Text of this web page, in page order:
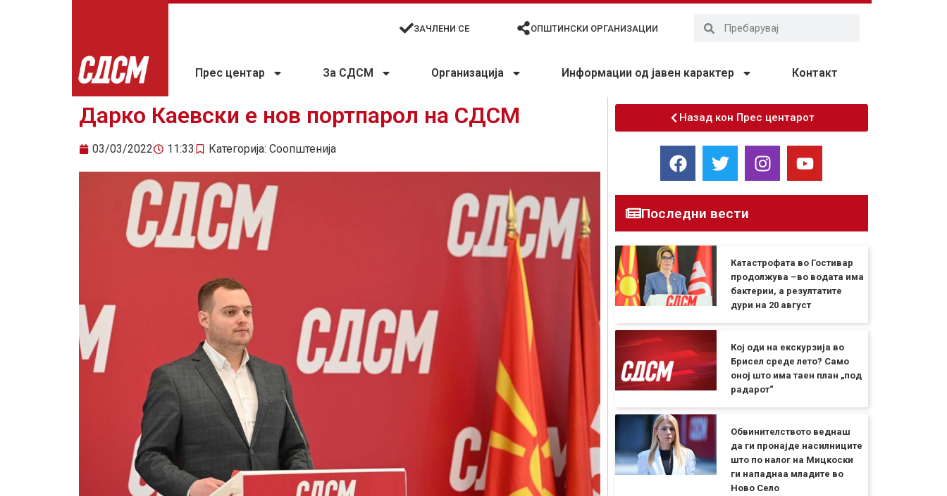
ЗАЧЛЕНИ СЕ ОПШТИНСКИ ОРГАНИЗАЦИИ
Прес центар За СДСМ Организација Информации од јавен карактер Контакт
Дарко Каевски е нов портпарол на СДСМ
03/03/2022 11:33 Категорија: Соопштенија
Назад кон Прес центарот
Последни вести
Катастрофата во Гостивар
продолжува –во водата има
бактерии, а резултатите
дури на 20 август
Кој оди на екскурзија во
Брисел среде лето? Само
оној што има таен план „под
радарот“
Обвинителството веднаш
да ги пронајде насилниците
што по налог на Мицкоски
ги нападнаа младите во
Ново Село